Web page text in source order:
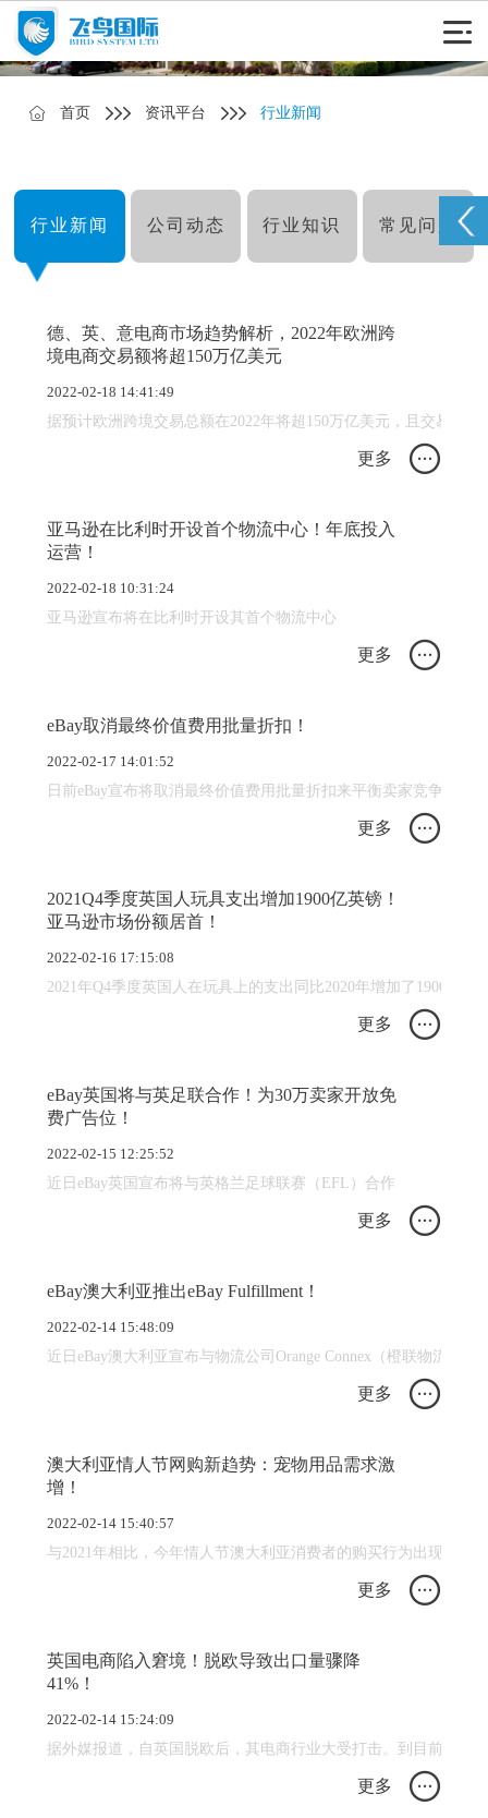
首页 资讯平台 行业新闻
行业新闻 公司动态 行业知识 常见问题
德、英、意电商市场趋势解析，2022年欧洲跨
境电商交易额将超150万亿美元
2022-02-18 14:41:49
据预计欧洲跨境交易总额在2022年将超150万亿美元，且交易量
更多
亚马逊在比利时开设首个物流中心！年底投入
运营！
2022-02-18 10:31:24
亚马逊宣布将在比利时开设其首个物流中心
更多
eBay取消最终价值费用批量折扣！
2022-02-17 14:01:52
日前eBay宣布将取消最终价值费用批量折扣来平衡卖家竞争环境
更多
2021Q4季度英国人玩具支出增加1900亿英镑！
亚马逊市场份额居首！
2022-02-16 17:15:08
2021年Q4季度英国人在玩具上的支出同比2020年增加了1900万英
更多
eBay英国将与英足联合作！为30万卖家开放免
费广告位！
2022-02-15 12:25:52
近日eBay英国宣布将与英格兰足球联赛（EFL）合作
更多
eBay澳大利亚推出eBay Fulfillment！
2022-02-14 15:48:09
近日eBay澳大利亚宣布与物流公司Orange Connex（橙联物流）
更多
澳大利亚情人节网购新趋势：宠物用品需求激
增！
2022-02-14 15:40:57
与2021年相比，今年情人节澳大利亚消费者的购买行为出现新的
更多
英国电商陷入窘境！脱欧导致出口量骤降
41%！
2022-02-14 15:24:09
据外媒报道，自英国脱欧后，其电商行业大受打击。到目前为止
更多